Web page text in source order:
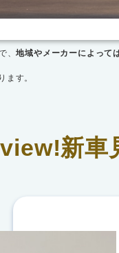
、地域やメーカーによって
ます。
新車